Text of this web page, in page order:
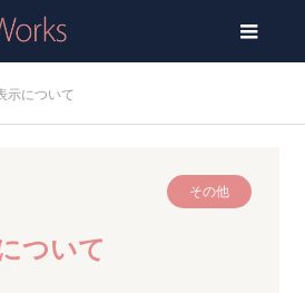
示について
その他
ついて